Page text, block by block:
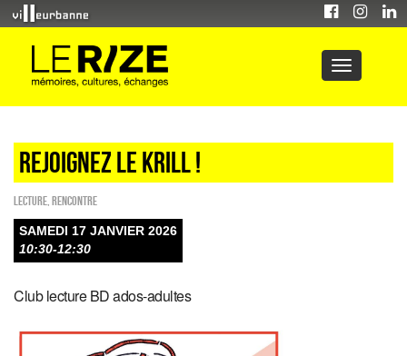
REJOIGNEZ LE KRILL !
Lecture Rencontre
SAMEDI 17 JANVIER 2026
10:30-12:30
Club lecture BD ados-adultes